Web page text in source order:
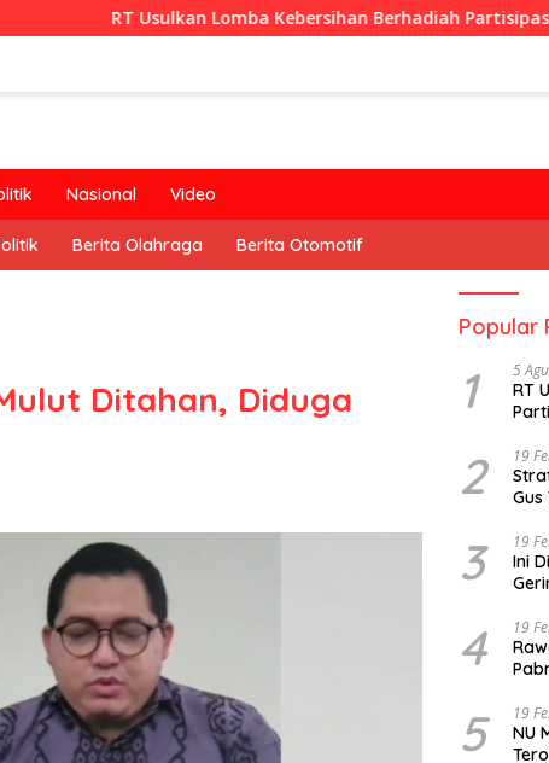
Usulkan Lomba Kebersihan Berhadiah Partisipasi Pemerintah
Nasional Video
Berita Olahraga Berita Otomotif
Ditahan, Diduga
Popular
1 5
RT
2 19
Gus
3 19
Ini
4 19
5 19
NU